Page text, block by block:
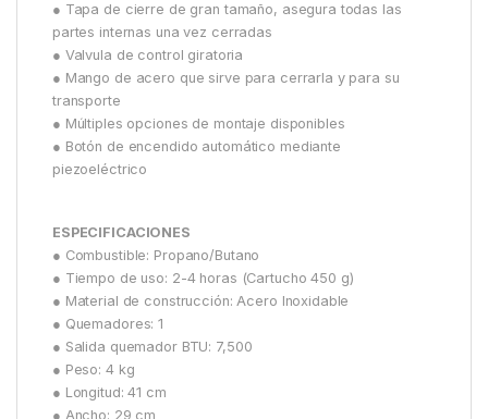
● Tapa de cierre de gran tamaño, asegura todas las
partes internas una vez cerradas
● Valvula de control giratoria
● Mango de acero que sirve para cerrarla y para su
transporte
● Múltiples opciones de montaje disponibles
● Botón de encendido automático mediante
piezoeléctrico
ESPECIFICACIONES
● Combustible: Propano/Butano
● Tiempo de uso: 2-4 horas (Cartucho 450 g)
● Material de construcción: Acero Inoxidable
● Quemadores: 1
● Salida quemador BTU: 7,500
● Peso: 4 kg
● Longitud: 41 cm
● Ancho: 29 cm